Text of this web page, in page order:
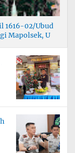
1616-02/Ubud
Mapolsek, U